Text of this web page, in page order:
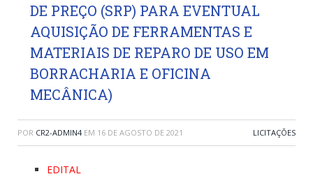
DE PREÇO (SRP) PARA EVENTUAL
AQUISIÇÃO DE FERRAMENTAS E
MATERIAIS DE REPARO DE USO EM
BORRACHARIA E OFICINA
MECÂNICA)
POR CR2-ADMIN4 EM 16 DE AGOSTO DE 2021 LICITAÇÕES
EDITAL